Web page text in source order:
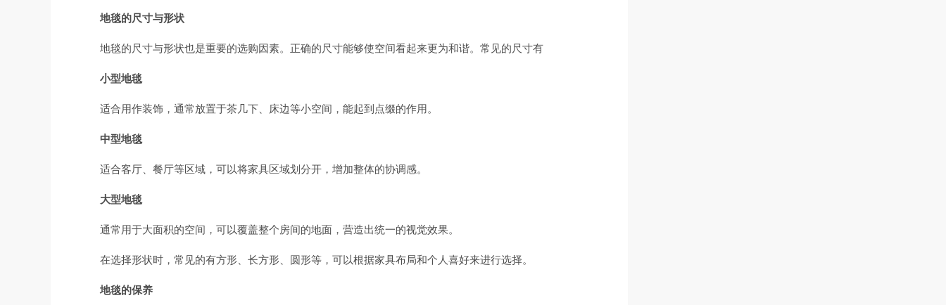
地毯的尺寸与形状
地毯的尺寸与形状也是重要的选购因素。正确的尺寸能够使空间看起来更为和谐。常见的尺寸有
小型地毯
适合用作装饰，通常放置于茶几下、床边等小空间，能起到点缀的作用。
中型地毯
适合客厅、餐厅等区域，可以将家具区域划分开，增加整体的协调感。
大型地毯
通常用于大面积的空间，可以覆盖整个房间的地面，营造出统一的视觉效果。
在选择形状时，常见的有方形、长方形、圆形等，可以根据家具布局和个人喜好来进行选择。
地毯的保养